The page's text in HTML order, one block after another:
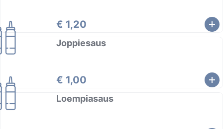
€ 1,20
Joppiesaus
€ 1,00
Loempiasaus